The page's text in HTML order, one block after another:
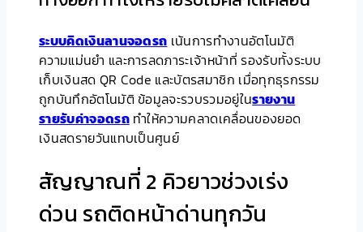
ระบบคิดเงินลานจอดรถ เน้นการทำงานอัตโนมัติ
ความแม่นยำ และการลดภาระเจ้าหน้าที่ รองรับทั้งระบบ
เก็บเงินสด QR Code และบัตรสมาชิก เมื่อทุกธุรกรรม
ถูกบันทึกอัตโนมัติ ข้อมูลจะรวบรวมอยู่ในรายงาน
รายรับค่าจอดรถทำให้ความคลาดเคลื่อนของยอด
เงินสดรายวันแทบเป็นศูนย์
สัญญาณที่ 2 คิวยาวช่วงเร่ง
ด่วน รถติดหน้าด่านทุกวัน